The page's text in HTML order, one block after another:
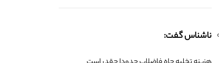
ناشناس گفت: